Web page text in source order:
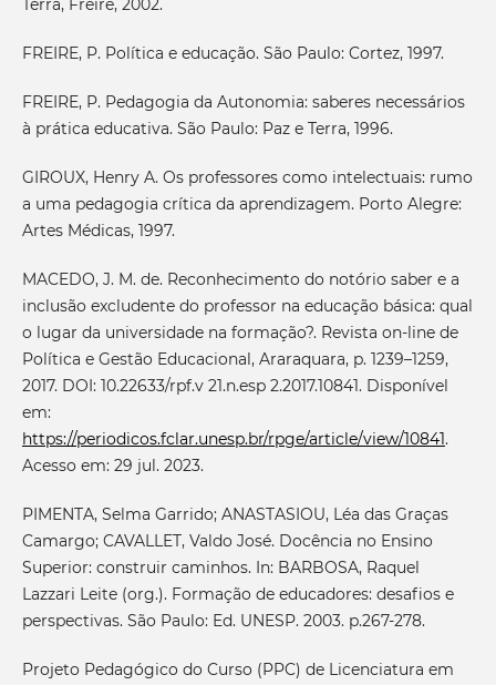
Terra, Freire, 2002.
FREIRE, P. Política e educação. São Paulo: Cortez, 1997.
FREIRE, P. Pedagogia da Autonomia: saberes necessários
à prática educativa. São Paulo: Paz e Terra, 1996.
GIROUX, Henry A. Os professores como intelectuais: rumo
a uma pedagogia crítica da aprendizagem. Porto Alegre:
Artes Médicas, 1997.
MACEDO, J. M. de. Reconhecimento do notório saber e a
inclusão excludente do professor na educação básica: qual
o lugar da universidade na formação?. Revista on-line de
Política e Gestão Educacional, Araraquara, p. 1239–1259,
2017. DOI: 10.22633/rpf.v 21.n.esp 2.2017.10841. Disponível
em:
https://periodicos.fclar.unesp.br/rpge/article/view/10841.
Acesso em: 29 jul. 2023.
PIMENTA, Selma Garrido; ANASTASIOU, Léa das Graças
Camargo; CAVALLET, Valdo José. Docência no Ensino
Superior: construir caminhos. In: BARBOSA, Raquel
Lazzari Leite (org.). Formação de educadores: desafios e
perspectivas. São Paulo: Ed. UNESP. 2003. p.267-278.
Projeto Pedagógico do Curso (PPC) de Licenciatura em